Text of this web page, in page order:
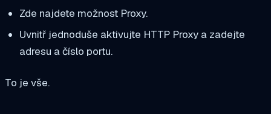
Zde najdete možnost Proxy.
Uvnitř jednoduše aktivujte HTTP Proxy a zadejte
adresu a číslo portu.
To je vše.